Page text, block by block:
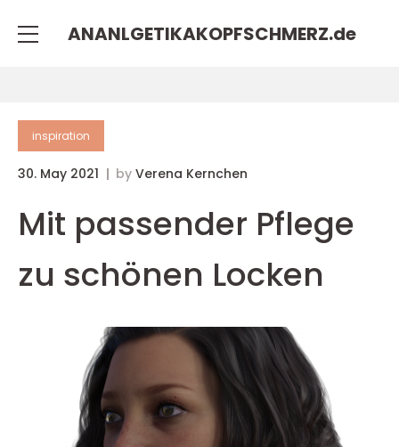
ANANLGETIKAKOPFSCHMERZ.de
inspiration
30. May 2021 by Verena Kernchen
Mit passender Pflege
zu schönen Locken